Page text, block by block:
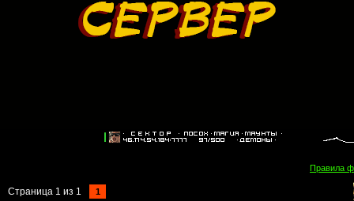
Правила
Страница 1 из 1
1